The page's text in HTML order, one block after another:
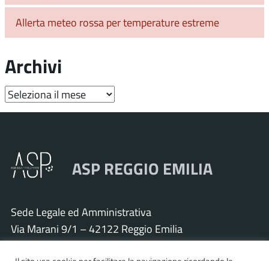
Allerta meteo rossa per temperature estreme
Archivi
Archivi
ASP REGGIO EMILIA
Sede Legale ed Amministrativa
Via Marani 9/1 – 42122 Reggio Emilia
Tel. 0522 571011 – Fax 0522 571030